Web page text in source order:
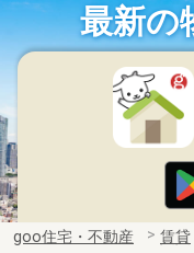
最新の
goo住宅・不動産 賃貸